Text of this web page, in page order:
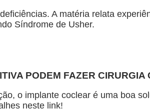
A matéria relata
Síndrome de Usher.
PODEM FAZER
o implante coclear é uma boa
neste link!